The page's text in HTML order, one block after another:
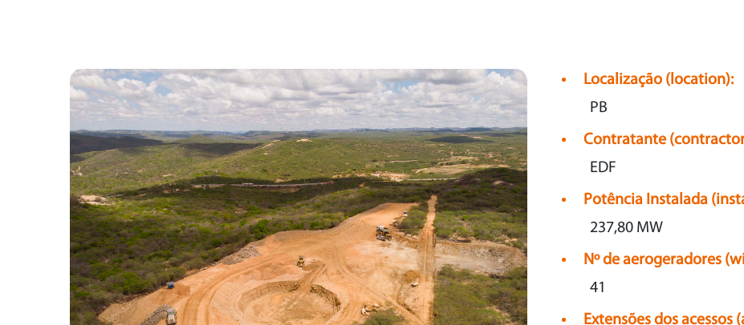
Localização (location):
PB
Contratante
EDF
Potência Instalada
237,80 MW
Nº de aerogeradores
41
Extensões dos acessos